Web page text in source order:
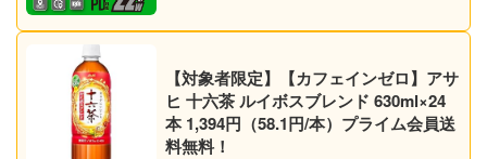
【対象者限定】【カフェインゼロ】アサ
ヒ 十六茶 ルイボスブレンド 630ml×24
本 1,394円（58.1円/本）プライム会員送
料無料！